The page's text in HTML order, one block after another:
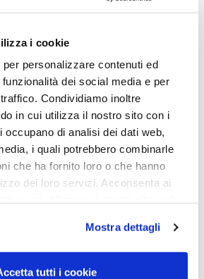
i cookie
personalizzare contenuti ed
dei social media e per
Condividiamo inoltre
in cui utilizza il nostro sito con i
occupano di analisi dei dati web,
i quali potrebbero combinarle
che ha fornito loro o che hanno
dei loro servizi. Acconsenta ai
Mostra dettagli
tutti i cookie
saranno disponibili per la